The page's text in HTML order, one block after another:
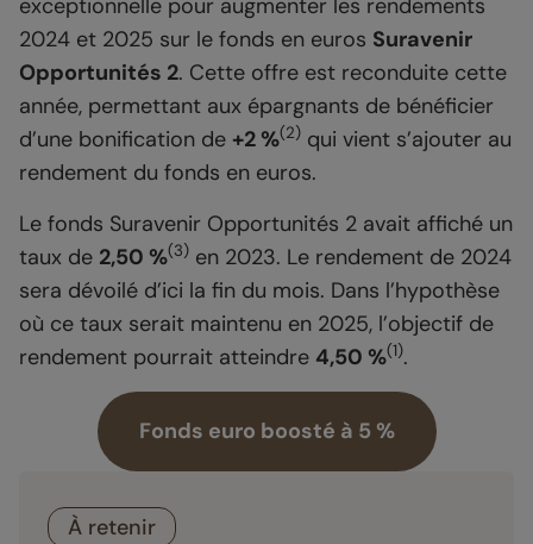
exceptionnelle pour augmenter les rendements
2024 et 2025 sur le fonds en euros Suravenir
Opportunités 2. Cette offre est reconduite cette
année, permettant aux épargnants de bénéficier
d’une bonification de +2 %(2) qui vient s’ajouter au
rendement du fonds en euros.
Le fonds Suravenir Opportunités 2 avait affiché un
taux de 2,50 %(3) en 2023. Le rendement de 2024
sera dévoilé d’ici la fin du mois. Dans l’hypothèse
où ce taux serait maintenu en 2025, l’objectif de
rendement pourrait atteindre 4,50 %(1).
Fonds euro boosté à 5 %
À retenir